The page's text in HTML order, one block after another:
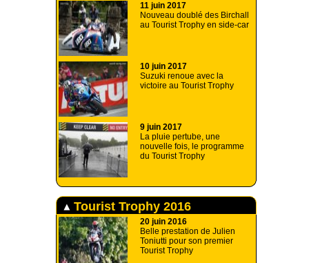
11 juin 2017
Nouveau doublé des Birchall
au Tourist Trophy en side-car
10 juin 2017
Suzuki renoue avec la
victoire au Tourist Trophy
9 juin 2017
La pluie pertube, une
nouvelle fois, le programme
du Tourist Trophy
Tourist Trophy 2016
20 juin 2016
Belle prestation de Julien
Toniutti pour son premier
Tourist Trophy